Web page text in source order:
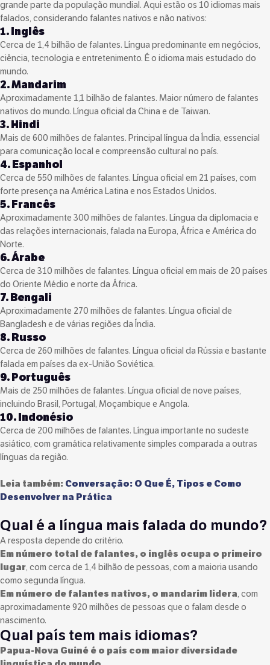
grande parte da população mundial. Aqui estão os 10 idiomas mais
falados, considerando falantes nativos e não nativos:
1. Inglês
Cerca de 1,4 bilhão de falantes. Língua predominante em negócios,
ciência, tecnologia e entretenimento. É o idioma mais estudado do
mundo.
2. Mandarim
Aproximadamente 1,1 bilhão de falantes. Maior número de falantes
nativos do mundo. Língua oficial da China e de Taiwan.
3. Hindi
Mais de 600 milhões de falantes. Principal língua da Índia, essencial
para comunicação local e compreensão cultural no país.
4. Espanhol
Cerca de 550 milhões de falantes. Língua oficial em 21 países, com
forte presença na América Latina e nos Estados Unidos.
5. Francês
Aproximadamente 300 milhões de falantes. Língua da diplomacia e
das relações internacionais, falada na Europa, África e América do
Norte.
6. Árabe
Cerca de 310 milhões de falantes. Língua oficial em mais de 20 países
do Oriente Médio e norte da África.
7. Bengali
Aproximadamente 270 milhões de falantes. Língua oficial de
Bangladesh e de várias regiões da Índia.
8. Russo
Cerca de 260 milhões de falantes. Língua oficial da Rússia e bastante
falada em países da ex-União Soviética.
9. Português
Mais de 250 milhões de falantes. Língua oficial de nove países,
incluindo Brasil, Portugal, Moçambique e Angola.
10. Indonésio
Cerca de 200 milhões de falantes. Língua importante no sudeste
asiático, com gramática relativamente simples comparada a outras
línguas da região.
Leia também: Conversação: O Que É, Tipos e Como
Desenvolver na Prática
Qual é a língua mais falada do mundo?
A resposta depende do critério.
Em número total de falantes, o inglês ocupa o primeiro
lugar, com cerca de 1,4 bilhão de pessoas, com a maioria usando
como segunda língua.
Em número de falantes nativos, o mandarim lidera, com
aproximadamente 920 milhões de pessoas que o falam desde o
nascimento.
Qual país tem mais idiomas?
Papua-Nova Guiné é o país com maior diversidade